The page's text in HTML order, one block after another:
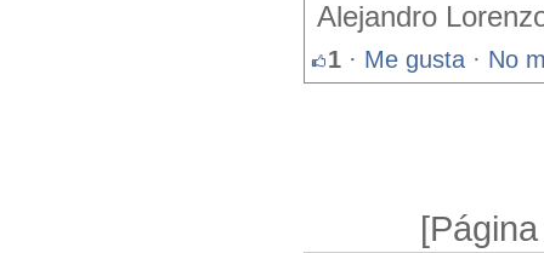
Alejandro
1 · Me gusta · No